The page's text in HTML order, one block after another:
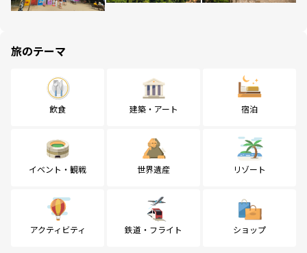
旅のテーマ
飲食 建築・アート 宿泊
イベント・観戦 世界遺産 リゾート
アクティビティ 鉄道・フライト ショップ